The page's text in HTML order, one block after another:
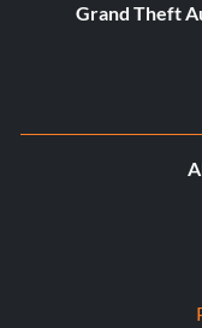
Grand Theft